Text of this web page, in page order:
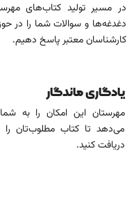
در مسیر تولید کتاب‌های
دغدغه‌ها و سوالات شما را در
کارشناسان معتبر پاسخ دهیم.
یادگاری ماندگار
مهرستان این امکان را به
می‌دهد تا کتاب مطلوب‌تان را
دریافت کنید.